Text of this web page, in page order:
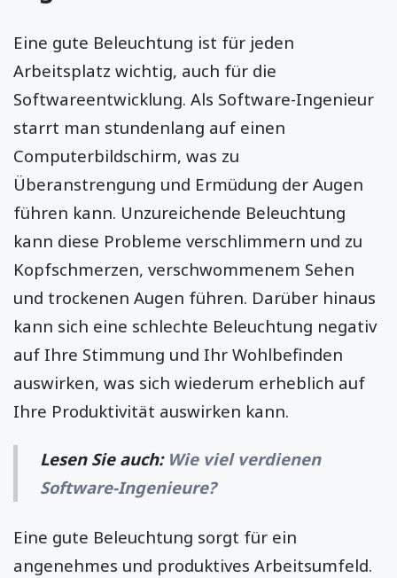
Eine gute Beleuchtung ist für jeden
Arbeitsplatz wichtig, auch für die
Softwareentwicklung. Als Software-Ingenieur
starrt man stundenlang auf einen
Computerbildschirm, was zu
Überanstrengung und Ermüdung der Augen
führen kann. Unzureichende Beleuchtung
kann diese Probleme verschlimmern und zu
Kopfschmerzen, verschwommenem Sehen
und trockenen Augen führen. Darüber hinaus
kann sich eine schlechte Beleuchtung negativ
auf Ihre Stimmung und Ihr Wohlbefinden
auswirken, was sich wiederum erheblich auf
Ihre Produktivität auswirken kann.
Lesen Sie auch: Wie viel verdienen
Software-Ingenieure?
Eine gute Beleuchtung sorgt für ein
angenehmes und produktives Arbeitsumfeld.